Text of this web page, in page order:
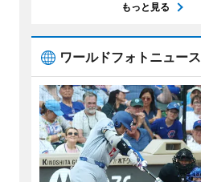
もっと見る
ワールドフォトニュース